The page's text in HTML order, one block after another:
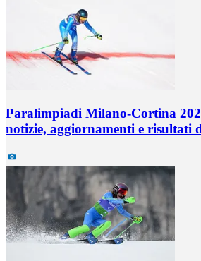
Paralimpiadi Milano-Cortina
notizie, aggiornamenti e risultati